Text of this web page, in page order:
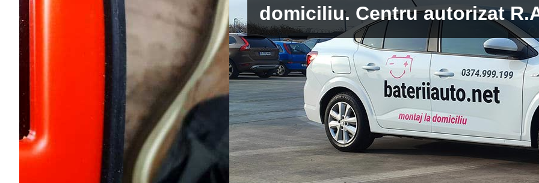
domiciliu. Centru autorizat R.A.R.